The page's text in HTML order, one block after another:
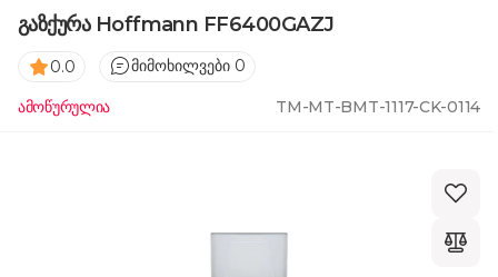
გაზქურა Hoffmann FF6400GAZJ
0.0 მიმოხილვები 0
ამოწურულია TM-MT-BMT-1117-CK-0114